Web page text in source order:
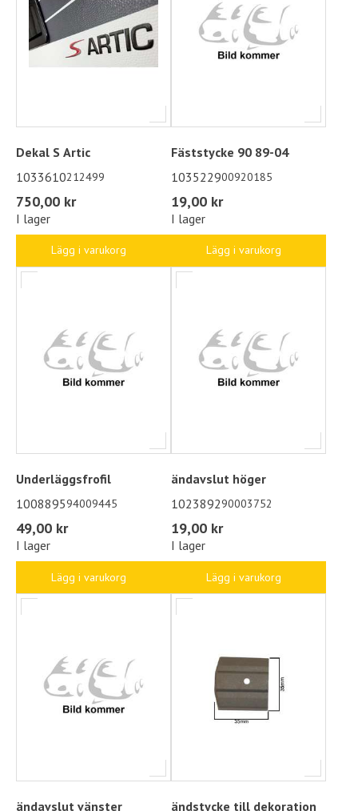
Dekal S Artic
1033610212499
750,00 kr
I lager
Lägg i varukorg
Fäststycke 90 89-04
103522900920185
19,00 kr
I lager
Lägg i varukorg
Underläggsfrofil
100889594009445
49,00 kr
I lager
Lägg i varukorg
ändavslut höger
102389290003752
19,00 kr
I lager
Lägg i varukorg
ändavslut vänster
ändstycke till dekoration